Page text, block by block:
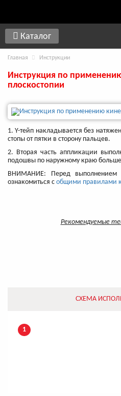
Каталог
Главная Инструкции
Инструкция по
плоскостопии
1. Y-тейп накладывается без
стопы от пятки в сторону пальцев.
2. Вторая часть аппликации
подошвы по наружному краю
ВНИМАНИЕ: Перед выполнением
ознакомиться с общими правилами
Рекомендуемые
СХЕМА
1